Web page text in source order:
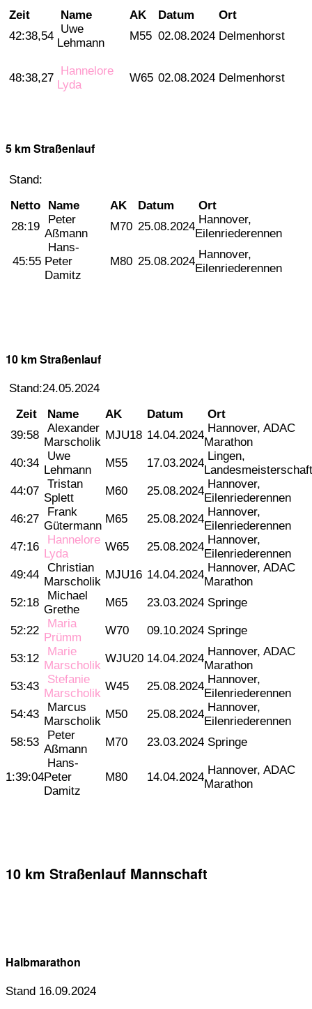
Zeit
Name AK Datum
Ort
42:38,54
Uwe
Lehmann
M55 02.08.2024 Delmenhorst
48:38,27
Hannelore
Lyda
W65 02.08.2024 Delmenhorst
5 km Straßenlauf
Stand:
Netto
Name AK Datum
Ort
28:19
Peter
Aßmann
M70 25.08.2024
Hannover,
Eilenriederennen
45:55
Hans-
Peter
Damitz
M80 25.08.2024
Hannover,
Eilenriederennen
10 km Straßenlauf
Stand:24.05.2024
Zeit
Name AK Datum
Ort
39:58
Alexander
Marscholik
MJU18 14.04.2024
Hannover, ADAC
Marathon
40:34
Uwe
Lehmann
M55 17.03.2024
Lingen,
44:07
Tristan
Splett
M60 25.08.2024
Hannover,
Eilenriederennen
46:27
Frank
Gütermann
M65 25.08.2024
Hannover,
Eilenriederennen
47:16
Hannelore
Lyda
W65 25.08.2024
Hannover,
Eilenriederennen
49:44
Christian
Marscholik
MJU16 14.04.2024
Hannover, ADAC
Marathon
52:18
Michael
Grethe
M65 23.03.2024 Springe
52:22
Maria
Prümm
W70 09.10.2024 Springe
53:12
Marie
Marscholik
WJU20 14.04.2024
Hannover, ADAC
Marathon
53:43
Stefanie
Marscholik
W45 25.08.2024
Hannover,
Eilenriederennen
54:43
Marcus
Marscholik
M50 25.08.2024
Hannover,
Eilenriederennen
58:53
Peter
Aßmann
M70 23.03.2024 Springe
1:39:04
Hans-
Peter
Damitz
M80 14.04.2024
Hannover, ADAC
Marathon
10 km Straßenlauf Mannschaft
Halbmarathon
Stand 16.09.2024